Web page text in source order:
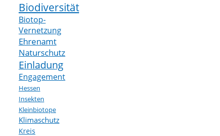
Biodiversität
Biotop-
Vernetzung
Ehrenamt
Naturschutz
Einladung
Engagement
Hessen
Insekten
Kleinbiotope
Klimaschutz
Kreis